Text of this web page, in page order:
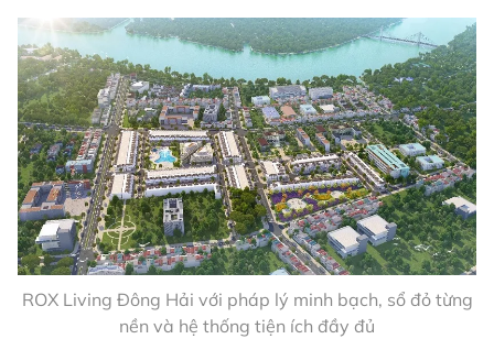
ROX Living Đông Hải với pháp lý minh bạch, sổ đỏ từng
nền và hệ thống tiện ích đầy đủ